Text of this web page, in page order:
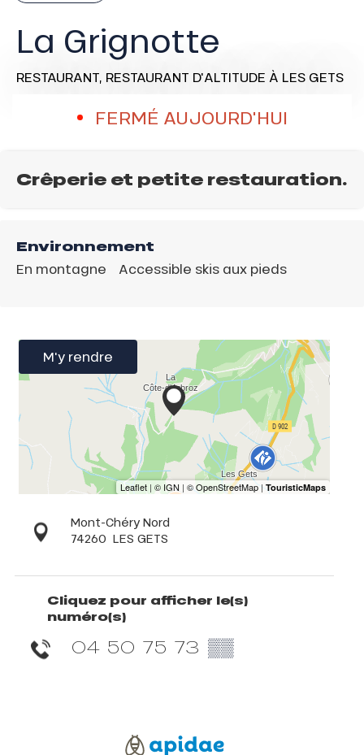
La Grignotte
RESTAURANT, RESTAURANT D'ALTITUDE À LES GETS
FERMÉ AUJOURD'HUI
Crêperie et petite restauration.
Environnement
En montagne Accessible skis aux pieds
M'y rendre
Mont-Chéry Nord
74260 LES GETS
Cliquez pour afficher le(s)
numéro(s)
04 50 75 73 ▒▒